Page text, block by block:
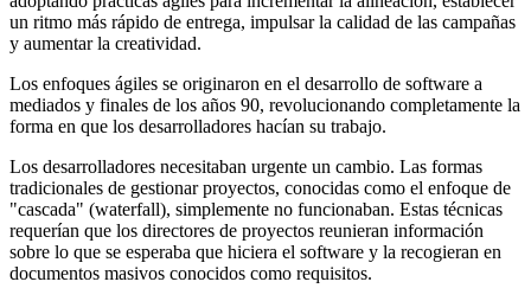
un ritmo más rápido de entrega, impulsar la calidad de las campañas
y aumentar la creatividad.
Los enfoques ágiles se originaron en el desarrollo de software a
mediados y finales de los años 90, revolucionando completamente la
forma en que los desarrolladores hacían su trabajo.
Los desarrolladores necesitaban urgente un cambio. Las formas
tradicionales de gestionar proyectos, conocidas como el enfoque de
"cascada" (waterfall), simplemente no funcionaban. Estas técnicas
requerían que los directores de proyectos reunieran información
sobre lo que se esperaba que hiciera el software y la recogieran en
documentos masivos conocidos como requisitos.